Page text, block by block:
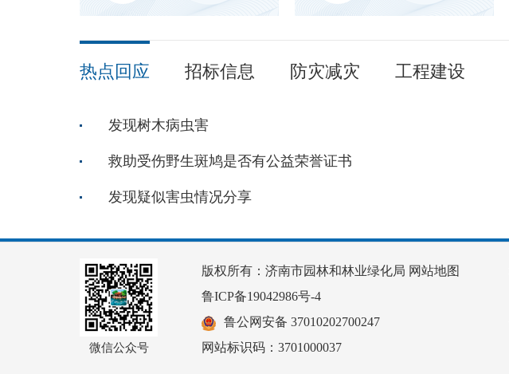
热点回应 招标信息 防灾减灾 工程建设
发现树木病虫害
救助受伤野生斑鸠是否有公益荣誉证书
发现疑似害虫情况分享
微信公众号
版权所有：济南市园林和林业绿化局 网站地图
鲁ICP备19042986号-4
鲁公网安备 37010202700247
网站标识码：3701000037